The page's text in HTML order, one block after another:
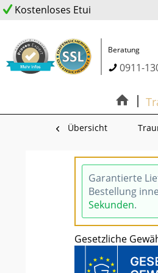
Kostenloses Etui
Beratung
0911-
Übersicht
Garantierte
Bestellung
Sekunden.
Gesetzliche